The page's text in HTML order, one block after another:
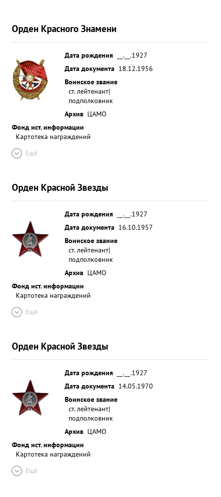
Орден Красного Знамени
Дата рождения
__.__.1927
Дата документа 18.12.1956
Воинское звание
ст. лейтенант|
подполковник
Архив ЦАМО
Фонд ист. информации
Картотека награждений
Ещё
Орден Красной Звезды
Дата рождения
__.__.1927
Дата документа 16.10.1957
Воинское звание
ст. лейтенант|
подполковник
Архив ЦАМО
Фонд ист. информации
Картотека награждений
Ещё
Орден Красной Звезды
Дата рождения
__.__.1927
Дата документа 14.05.1970
Воинское звание
ст. лейтенант|
подполковник
Архив ЦАМО
Фонд ист. информации
Картотека награждений
Ещё